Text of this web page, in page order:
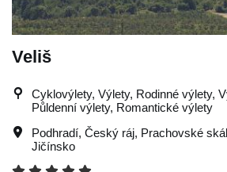
Veliš
Cyklovýlety, Výlety, Rodinné výlety,
Půldenní výlety, Romantické výlety
Podhradí, Český ráj, Prachovské
Jičínsko